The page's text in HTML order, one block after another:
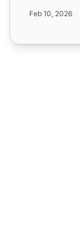
Feb 10, 2026